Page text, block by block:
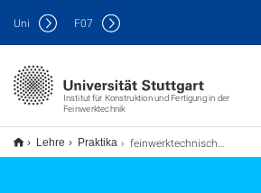
Institut für Konstruktion und Fertigung in der
Feinwerktechnik
Uni F07
Lehre Praktika feinwerktechnische Antriebe